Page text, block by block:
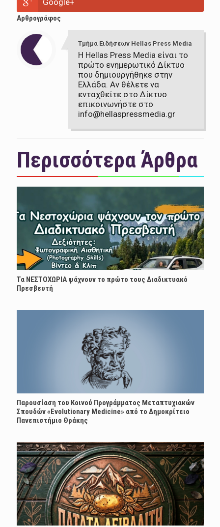
Google+
Αρθρογράφος
Τμήμα Ειδήσεων Hellas Press Media
Η Hellas Press Media είναι το
πρώτο ενημερωτικό Δίκτυο
που δημιουργήθηκε στην
Ελλάδα. Αν θέλετε να
ενταχθείτε στο Δίκτυο
επικοινωνήστε στο
info@hellaspressmedia.gr
Περισσότερα Άρθρα
Τα ΝΕΣΤΟΧΩΡΙΑ ψάχνουν το πρώτο τους Διαδικτυακό
Πρεσβευτή
Παρουσίαση του Κοινού Προγράμματος Μεταπτυχιακών
Σπουδών «Evolutionary Medicine» από το Δημοκρίτειο
Πανεπιστήμιο Θράκης